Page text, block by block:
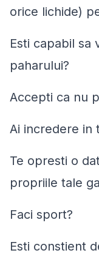
orice lichide)
Esti capabil sa
paharului?
Accepti ca nu
Ai incredere in
Te opresti o
propriile tale
Faci sport?
Esti constient